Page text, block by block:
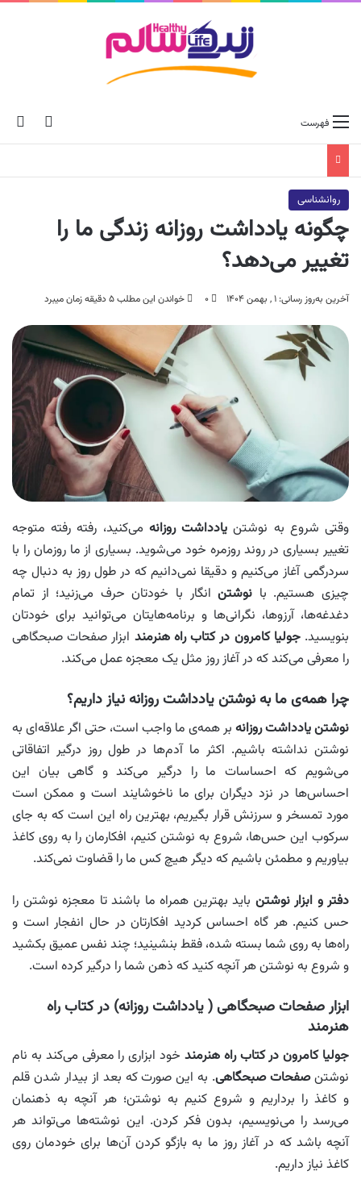
skin فهرست
روانشناسی
چگونه یادداشت روزانه زندگی ما را
تغییر می‌دهد؟
آخرین به‌روز رسانی: ۱ , بهمن ۱۴۰۴ ۰ خواندن این مطلب ۵ دقیقه زمان میبرد
وقتی شروع به نوشتن یادداشت روزانه می‌کنید، رفته رفته متوجه
تغییر بسیاری در روند روزمره خود می‌شوید. بسیاری از ما روزمان را با
سردرگمی آغاز می‌کنیم و دقیقا نمی‌دانیم که در طول روز به دنبال چه
چیزی هستیم. با نوشتنانگار با خودتان حرف می‌زنید؛ از تمام
دغدغه‌ها، آرزوها، نگرانی‌ها و برنامه‌هایتان می‌توانید برای خودتان
بنویسید.جولیا کامرون در کتاب راه هنرمند ابزار صفحات صبحگاهی
را معرفی می‌کند که در آغاز روز مثل یک معجزه عمل می‌کند.
چرا همه‌ی ما به نوشتن یادداشت روزانه نیاز داریم؟
نوشتن یادداشت روزانه بر همه‌ی ما واجب است، حتی اگر علاقه‌ای به
نوشتن نداشته باشیم. اکثر ما آدم‌ها در طول روز درگیر اتفاقاتی
می‌شویم که احساسات ما را درگیر می‌کند و گاهی بیان این
احساس‌ها در نزد دیگران برای ما ناخوشایند است و ممکن است
مورد تمسخر و سرزنش قرار بگیریم، بهترین راه این است که به جای
سرکوب این حس‌ها، شروع به نوشتن کنیم، افکارمان را به روی کاغذ
بیاوریم و مطمئن باشیم که دیگر هیچ کس ما را قضاوت نمی‌کند.
دفتر و ابزار نوشتن باید بهترین همراه ما باشند تا معجزه نوشتن را
حس کنیم. هر گاه احساس کردید افکارتان در حال انفجار است و
راه‌ها به روی شما بسته شده، فقط بنشینید؛ چند نفس عمیق بکشید
و شروع به نوشتن هر آنچه کنید که ذهن شما را درگیر کرده است.
ابزار صفحات صبحگاهی ( یادداشت روزانه) در کتاب راه
هنرمند
جولیا کامرون در کتاب راه هنرمند خود ابزاری را معرفی می‌کند به نام
نوشتنصفحات صبحگاهی. به این صورت که بعد از بیدار شدن قلم
و کاغذ را برداریم و شروع کنیم به نوشتن؛ هر آنچه به ذهنمان
می‌رسد را می‌نویسیم، بدون فکر کردن. این نوشته‌ها می‌تواند هر
آنچه باشد که در آغاز روز ما به بازگو کردن آن‌ها برای خودمان روی
کاغذ نیاز داریم.